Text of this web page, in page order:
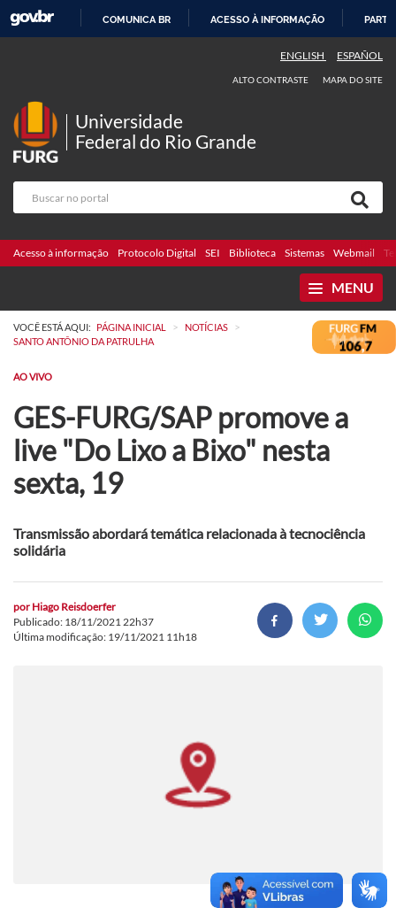
COMUNICA BR ACESSO À INFORMAÇÃO
ENGLISH ESPAÑOL
ALTO CONTRASTE MAPA DO SITE
Universidade
Federal do Rio Grande
Acesso à informação Protocolo Digital SEI Biblioteca Sistemas Webmail
MENU
VOCÊ ESTÁ AQUI: PÁGINA INICIAL > NOTÍCIAS >
SANTO ANTÔNIO DA PATRULHA
AO VIVO
GES-FURG/SAP promove a
live "Do Lixo a Bixo" nesta
sexta, 19
Transmissão abordará temática relacionada à tecnociência
solidária
por Hiago Reisdoerfer
Publicado: 18/11/2021 22h37
Última modificação: 19/11/2021 11h18